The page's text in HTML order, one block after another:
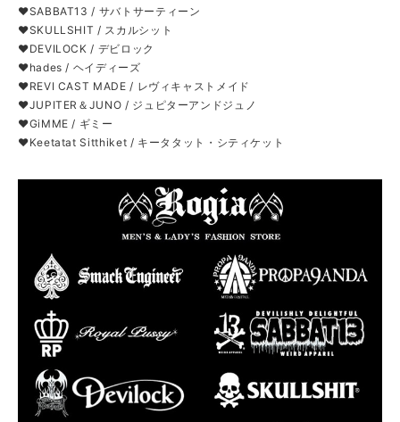
❤SABBAT13 / サバトサーティーン
❤SKULLSHIT / スカルシット
❤DEVILOCK / デビロック
❤hades / ヘイディーズ
❤REVI CAST MADE / レヴィキャストメイド
❤JUPITER＆JUNO / ジュピターアンドジュノ
❤GiMME / ギミー
❤Keetatat Sitthiket / キータタット・シティケット